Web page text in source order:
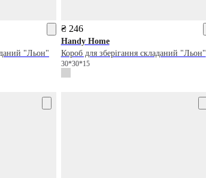
"Льон"
₴ 246
Handy Home
Короб для зберігання складаний "Льон"
30*30*15